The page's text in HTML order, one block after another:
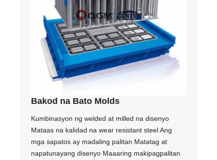
Bakod na Bato Molds
Kumbinasyon ng welded at milled na disenyo
Mataas na kalidad na wear resistant steel Ang
mga sapatos ay madaling palitan Matatag at
napatunayang disenyo Maaaring makipagpalitan